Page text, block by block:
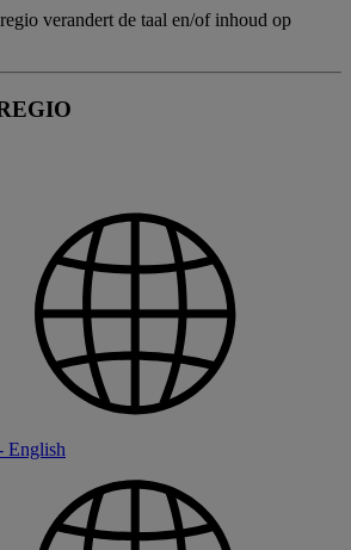
verandert de taal en/of inhoud op
English